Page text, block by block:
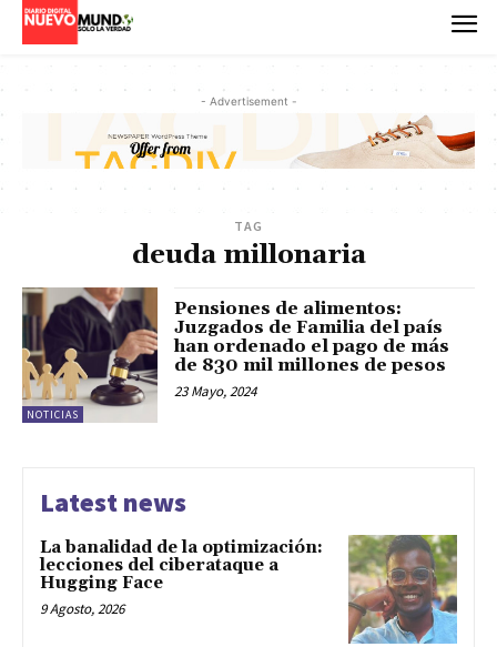
- Advertisement -
TAG
deuda millonaria
NOTICIAS
Pensiones de alimentos:
Juzgados de Familia del país
han ordenado el pago de más
de 830 mil millones de pesos
23 Mayo, 2024
Latest news
La banalidad de la optimización:
lecciones del ciberataque a
Hugging Face
9 Agosto, 2026